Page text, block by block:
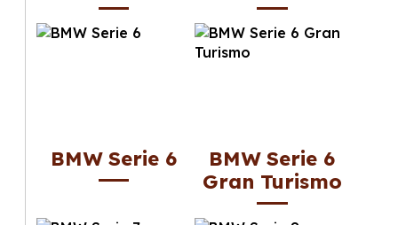
BMW Serie 6
BMW Serie 6
Gran Turismo